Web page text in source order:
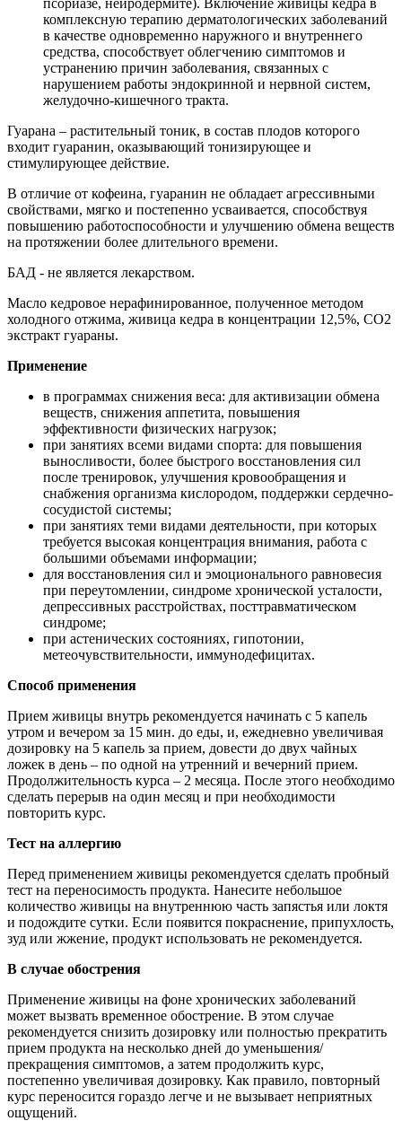
комплексную терапию дерматологических заболеваний
в качестве одновременно наружного и внутреннего
средства, способствует облегчению симптомов и
устранению причин заболевания, связанных с
нарушением работы эндокринной и нервной систем,
желудочно-кишечного тракта.
Гуарана – растительный тоник, в состав плодов которого
входит гуаранин, оказывающий тонизирующее и
стимулирующее действие.
В отличие от кофеина, гуаранин не обладает агрессивными
свойствами, мягко и постепенно усваивается, способствуя
повышению работоспособности и улучшению обмена веществ
на протяжении более длительного времени.
БАД - не является лекарством.
Масло кедровое нерафинированное, полученное методом
холодного отжима, живица кедра в концентрации 12,5%, СО2
экстракт гуараны.
Применение
в программах снижения веса: для активизации обмена
веществ, снижения аппетита, повышения
эффективности физических нагрузок;
при занятиях всеми видами спорта: для повышения
выносливости, более быстрого восстановления сил
после тренировок, улучшения кровообращения и
снабжения организма кислородом, поддержки сердечно-
сосудистой системы;
при занятиях теми видами деятельности, при которых
требуется высокая концентрация внимания, работа с
большими объемами информации;
для восстановления сил и эмоционального равновесия
при переутомлении, синдроме хронической усталости,
депрессивных расстройствах, посттравматическом
синдроме;
при астенических состояниях, гипотонии,
метеочувствительности, иммунодефицитах.
Способ применения
Прием живицы внутрь рекомендуется начинать с 5 капель
утром и вечером за 15 мин. до еды, и, ежедневно увеличивая
дозировку на 5 капель за прием, довести до двух чайных
ложек в день – по одной на утренний и вечерний прием.
Продолжительность курса – 2 месяца. После этого необходимо
сделать перерыв на один месяц и при необходимости
повторить курс.
Тест на аллергию
Перед применением живицы рекомендуется сделать пробный
тест на переносимость продукта. Нанесите небольшое
количество живицы на внутреннюю часть запястья или локтя
и подождите сутки. Если появится покраснение, припухлость,
зуд или жжение, продукт использовать не рекомендуется.
В случае обострения
Применение живицы на фоне хронических заболеваний
может вызвать временное обострение. В этом случае
рекомендуется снизить дозировку или полностью прекратить
прием продукта на несколько дней до уменьшения/
прекращения симптомов, а затем продолжить курс,
постепенно увеличивая дозировку. Как правило, повторный
курс переносится гораздо легче и не вызывает неприятных
ощущений.